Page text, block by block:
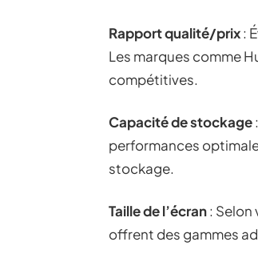
Rapport qualité/prix:
Les marques comme
compétitives.
Capacité de stockage
performances
stockage.
Taille de l’écran: Selon
offrent des gammes